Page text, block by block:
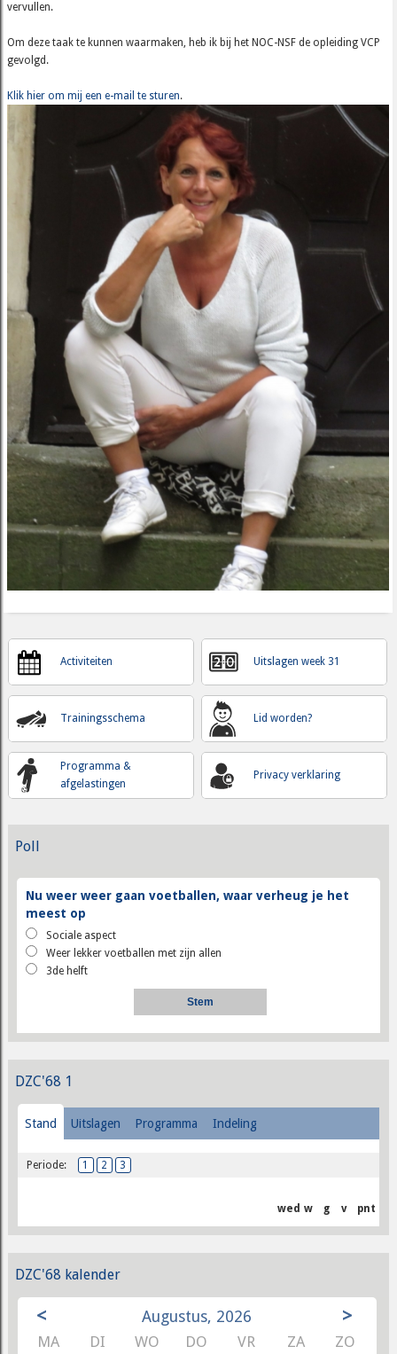
vervullen.
Om deze taak te kunnen waarmaken, heb ik bij het NOC-NSF de opleiding VCP
gevolgd.
Klik hier om mij een e-mail te sturen.
Activiteiten
Trainingsschema
Programma &
afgelastingen
Uitslagen week 31
Lid worden?
Privacy verklaring
Poll
Nu weer weer gaan voetballen, waar verheug je het
meest op
Sociale aspect
Weer lekker voetballen met zijn allen
3de helft
DZC'68 1
Stand Uitslagen Programma Indeling
Periode: 1 2 3
wed w g v pnt
DZC'68 kalender
< Augustus, 2026 >
MA DI WO DO VR ZA ZO